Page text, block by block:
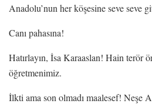
Anadolu’nun her köşesine seve seve
Canı pahasına!
Hatırlayın, İsa Karaaslan! Hain terör
öğretmenimiz.
İlkti ama son olmadı maalesef!